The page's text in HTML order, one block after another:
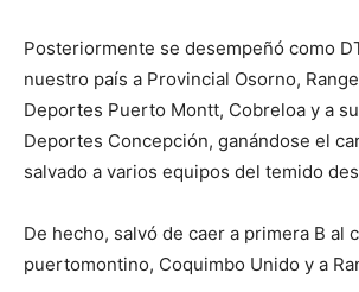
Posteriormente se desempeñó como
nuestro país a Provincial Osorno,
Deportes Puerto Montt, Cobreloa y a
Deportes Concepción, ganándose el
salvado a varios equipos del temido
De hecho, salvó de caer a primera B al
puertomontino, Coquimbo Unido y a